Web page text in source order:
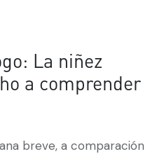
La niñez
a comprender
breve, a comparación